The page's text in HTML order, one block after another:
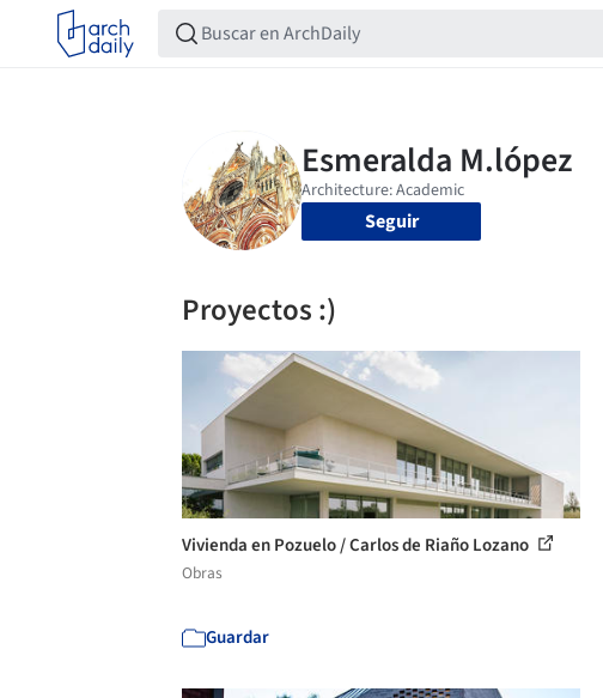
Seguir
Proyectos :)
Vivienda en Pozuelo / Carlos de Riaño Lozano
Obras
Guardar